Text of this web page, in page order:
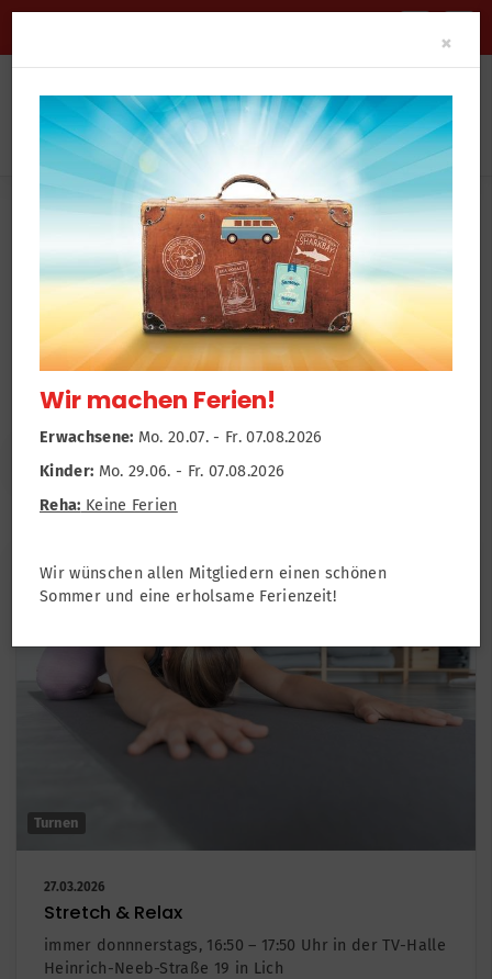
News Newsroom
Turnen
27.03.2026
Stretch & Relax
immer donnnerstags, 16:50 – 17:50 Uhr in der TV-Halle
Heinrich-Neeb-Straße 19 in Lich
×
Wir machen Ferien!
Erwachsene: Mo. 20.07. - Fr. 07.08.2026
Kinder: Mo. 29.06. - Fr. 07.08.2026
Reha: Keine Ferien
Wir wünschen allen Mitgliedern einen schönen
Sommer und eine erholsame Ferienzeit!